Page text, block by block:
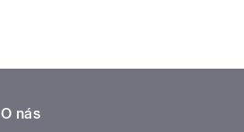
O nás